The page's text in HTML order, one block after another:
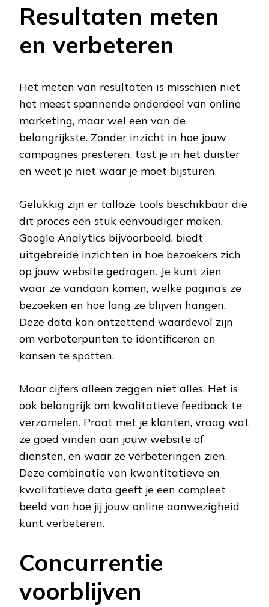
Resultaten meten
en verbeteren
Het meten van resultaten is misschien niet
het meest spannende onderdeel van online
marketing, maar wel een van de
belangrijkste. Zonder inzicht in hoe jouw
campagnes presteren, tast je in het duister
en weet je niet waar je moet bijsturen.
Gelukkig zijn er talloze tools beschikbaar die
dit proces een stuk eenvoudiger maken.
Google Analytics bijvoorbeeld, biedt
uitgebreide inzichten in hoe bezoekers zich
op jouw website gedragen. Je kunt zien
waar ze vandaan komen, welke pagina’s ze
bezoeken en hoe lang ze blijven hangen.
Deze data kan ontzettend waardevol zijn
om verbeterpunten te identificeren en
kansen te spotten.
Maar cijfers alleen zeggen niet alles. Het is
ook belangrijk om kwalitatieve feedback te
verzamelen. Praat met je klanten, vraag wat
ze goed vinden aan jouw website of
diensten, en waar ze verbeteringen zien.
Deze combinatie van kwantitatieve en
kwalitatieve data geeft je een compleet
beeld van hoe jij jouw online aanwezigheid
kunt verbeteren.
Concurrentie
voorblijven